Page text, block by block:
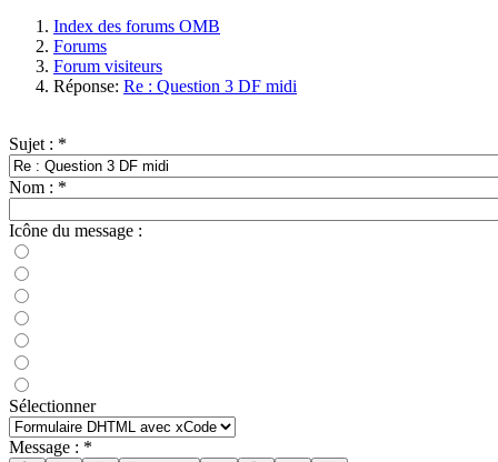
Index des forums OMB
Forums
Forum visiteurs
Réponse: Re : Question 3 DF midi
Sujet : *
Nom : *
Icône du message :
Sélectionner
Message : *